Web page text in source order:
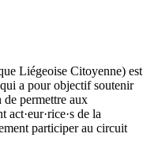
Liégeoise Citoyenne) est
a pour objectif soutenir
permettre aux
act·eur·rice·s de la
participer au circuit